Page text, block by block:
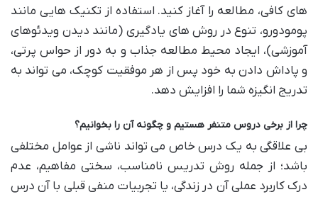
های کافی، مطالعه را آغاز کنید. استفاده از تکنیک هایی مانند
پومودورو، تنوع در روش های یادگیری (مانند دیدن ویدئوهای
آموزشی)، ایجاد محیط مطالعه جذاب و به دور از حواس پرتی،
و پاداش دادن به خود پس از هر موفقیت کوچک، می تواند به
تدریج انگیزه شما را افزایش دهد.
چرا از برخی دروس متنفر هستیم و چگونه آن را بخوانیم؟
بی علاقگی به یک درس خاص می تواند ناشی از عوامل مختلفی
باشد؛ از جمله روش تدریس نامناسب، سختی مفاهیم، عدم
درک کاربرد عملی آن در زندگی، یا تجربیات منفی قبلی با آن درس